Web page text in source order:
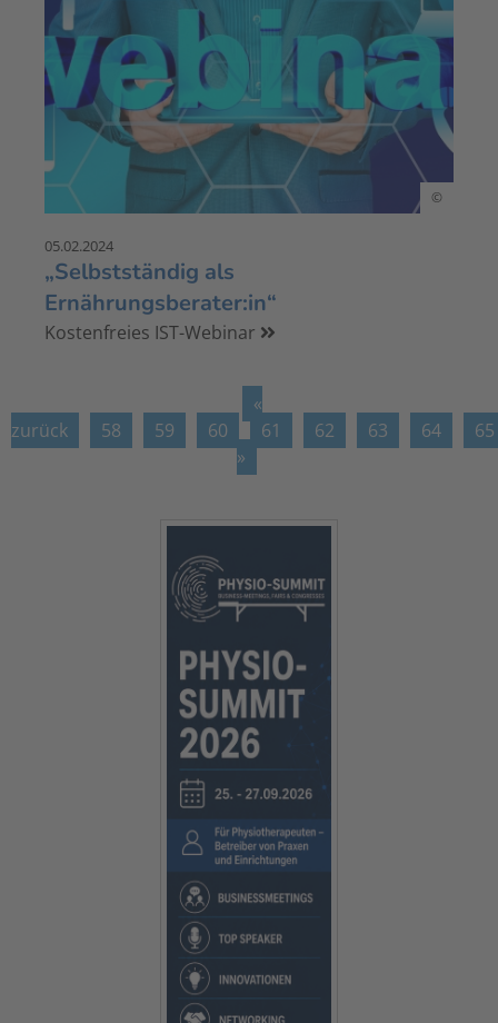
©
05.02.2024
„Selbstständig als
Ernährungsberater:in“
Kostenfreies IST-Webinar
«
zurück
58 59 60 61 62 63 64
65
»